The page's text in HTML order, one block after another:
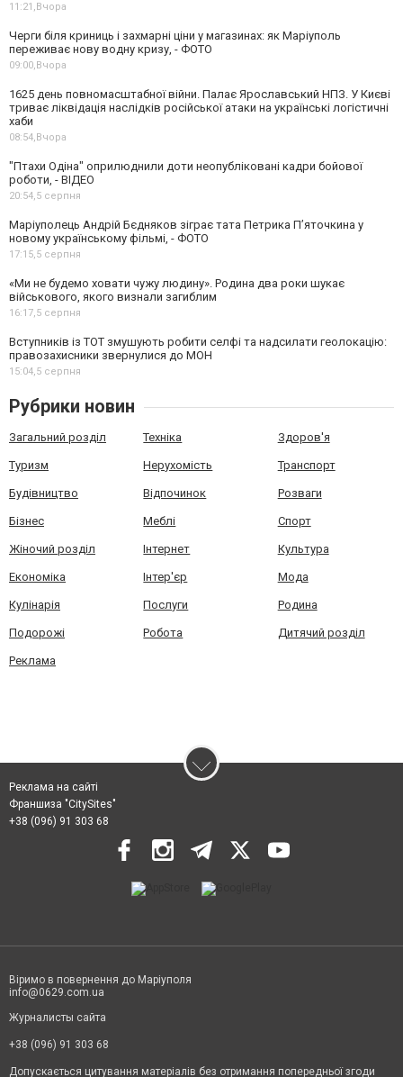
11:21,Вчора
Черги біля криниць і захмарні ціни у магазинах: як Маріуполь
переживає нову водну кризу, - ФОТО
09:00,Вчора
1625 день повномасштабної війни. Палає Ярославський НПЗ. У Києві
триває ліквідація наслідків російської атаки на українські логістичні
хаби
08:54,Вчора
"Птахи Одіна" оприлюднили доти неопубліковані кадри бойової
роботи, - ВІДЕО
20:54,5 серпня
Маріуполець Андрій Бєдняков зіграє тата Петрика П’яточкина у
новому українському фільмі, - ФОТО
17:15,5 серпня
«Ми не будемо ховати чужу людину». Родина два роки шукає
військового, якого визнали загиблим
16:17,5 серпня
Вступників із ТОТ змушують робити селфі та надсилати геолокацію:
правозахисники звернулися до МОН
15:04,5 серпня
Рубрики новин
Загальний розділ Техніка Здоров'я
Туризм Нерухомість Транспорт
Будівництво Відпочинок Розваги
Бізнес Меблі Спорт
Жіночий розділ Інтернет Культура
Економіка Інтер'єр Мода
Кулінарія Послуги Родина
Подорожі Робота Дитячий розділ
Реклама
Реклама на сайті
Франшиза "CitySites"
+38 (096) 91 303 68
Віримо в повернення до Маріуполя
info@0629.com.ua
Журналисты сайта
+38 (096) 91 303 68
Допускається цитування матеріалів без отримання попередньої згоди